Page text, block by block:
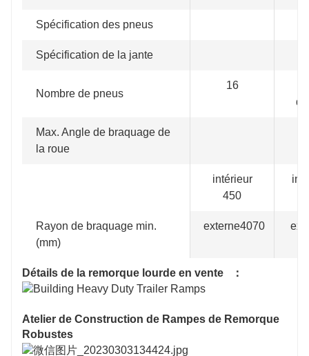
Spécification des pneus
Spécification de la jante
Nombre de pneus
16
Max. Angle de braquage de
la roue
Rayon de braquage min.
(mm)
intérieur
450
externe4070
Détails de la remorque lourde en vente ：
Atelier de Construction de Rampes de Remorque
Robustes